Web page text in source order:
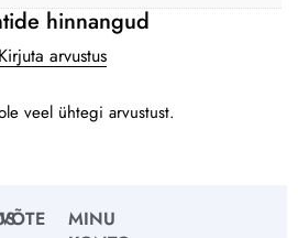
hinnangud
Kirjuta arvustus
veel ühtegi arvustust.
MINU